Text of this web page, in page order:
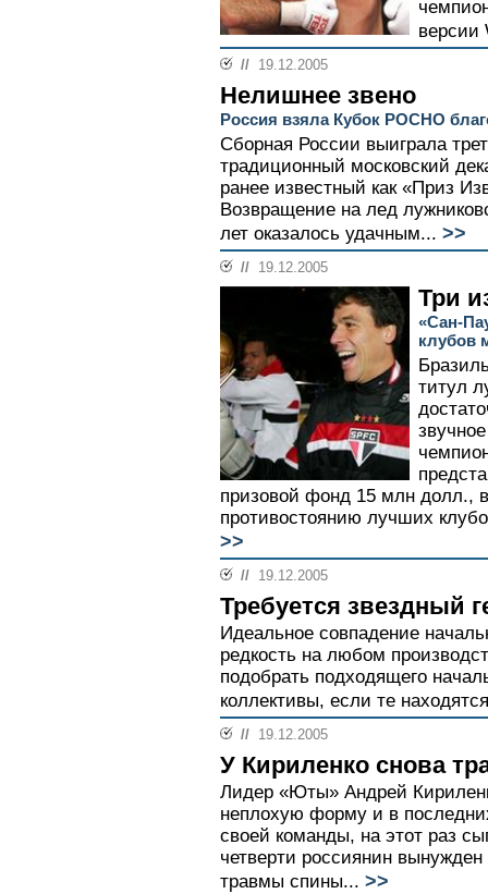
версии
// 19.12.2005
Нелишнее звено
Россия взяла Кубок РОСНО
Сборная России выиграла
традиционный московский
ранее известный как «Приз
Возвращение на лед
лет оказалось удачным... >>
// 19.12.2005
Три
«Сан-
клубов
титул
призовой фонд 15 млн долл.,
противостоянию лучших
>>
// 19.12.2005
Требуется звездный
Идеальное совпадение
редкость на любом
подобрать подходящего
коллективы, если те
// 19.12.2005
У Кириленко снова
Лидер «Юты» Андрей
неплохую форму и в
своей команды, на этот раз
четверти россиянин
травмы спины... >>